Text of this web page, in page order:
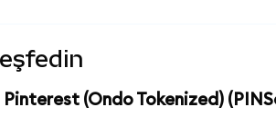
(Ondo Tokenized)